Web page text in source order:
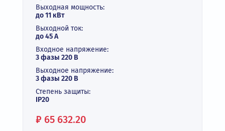
Выходная мощность:
до 11 кВт
Выходной ток:
до 45 А
Входное напряжение:
3 фазы 220 В
Выходное напряжение:
3 фазы 220 В
Степень защиты:
IP20
Цена:
₽ 65 632.20